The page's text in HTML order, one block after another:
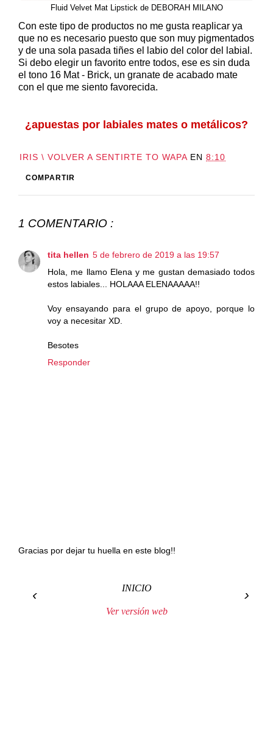
Fluid Velvet Mat Lipstick de DEBORAH MILANO
Con este tipo de productos no me gusta reaplicar ya
que no es necesario puesto que son muy pigmentados
y de una sola pasada tiñes el labio del color del labial.
Si debo elegir un favorito entre todos, ese es sin duda
el tono 16 Mat - Brick, un granate de acabado mate
con el que me siento favorecida.
¿apuestas por labiales mates o metálicos?
IRIS \ VOLVER A SENTIRTE TO WAPA EN 8:10
COMPARTIR
1 COMENTARIO :
tita hellen 5 de febrero de 2019 a las 19:57
Hola, me llamo Elena y me gustan demasiado todos
estos labiales... HOLAAA ELENAAAAA!!
Voy ensayando para el grupo de apoyo, porque lo
voy a necesitar XD.
Besotes
Responder
Gracias por dejar tu huella en este blog!!
‹ ›
INICIO
Ver versión web